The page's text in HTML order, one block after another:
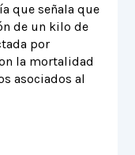
que señala que
de un kilo de
por
la mortalidad
asociados al